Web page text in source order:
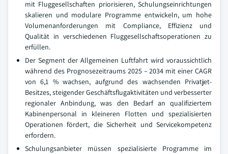
mit Fluggesellschaften priorisieren, Schulungseinrichtungen
skalieren und modulare Programme entwickeln, um hohe
Volumenanforderungen mit Compliance, Effizienz und
Qualität in verschiedenen Fluggesellschaftsoperationen zu
erfüllen.
Der Segment der Allgemeinen Luftfahrt wird voraussichtlich
während des Prognosezeitraums 2025 – 2034 mit einer CAGR
von 6,1 % wachsen, aufgrund des wachsenden Privatjet-
Besitzes, steigender Geschäftsflugaktivitäten und verbesserter
regionaler Anbindung, was den Bedarf an qualifiziertem
Kabinenpersonal in kleineren Flotten und spezialisierten
Operationen fördert, die Sicherheit und Servicekompetenz
erfordern.
Schulungsanbieter müssen spezialisierte Programme im